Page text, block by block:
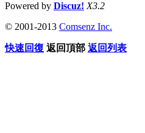
Powered by Discuz! X3.2
© 2001-2013 Comsenz Inc.
快速回復 返回頂部 返回列表